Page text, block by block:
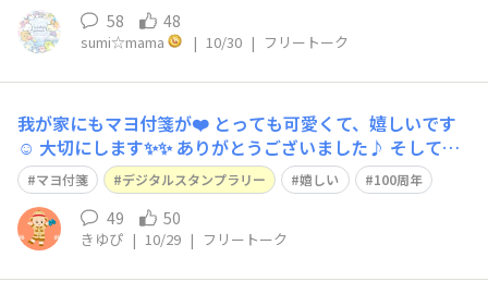
58 48
sumi☆mama | 10/30 | フリートーク
我が家にもマヨ付箋が❤️ とっても可愛くて、嬉しいです
☺️ 大切にします✨✨ ありがとうございました♪ そして、1
00周年おめでとうございます🎊
マヨ付箋 デジタルスタンプラリー 嬉しい 100周年
49 50
きゆぴ | 10/29 | フリートーク